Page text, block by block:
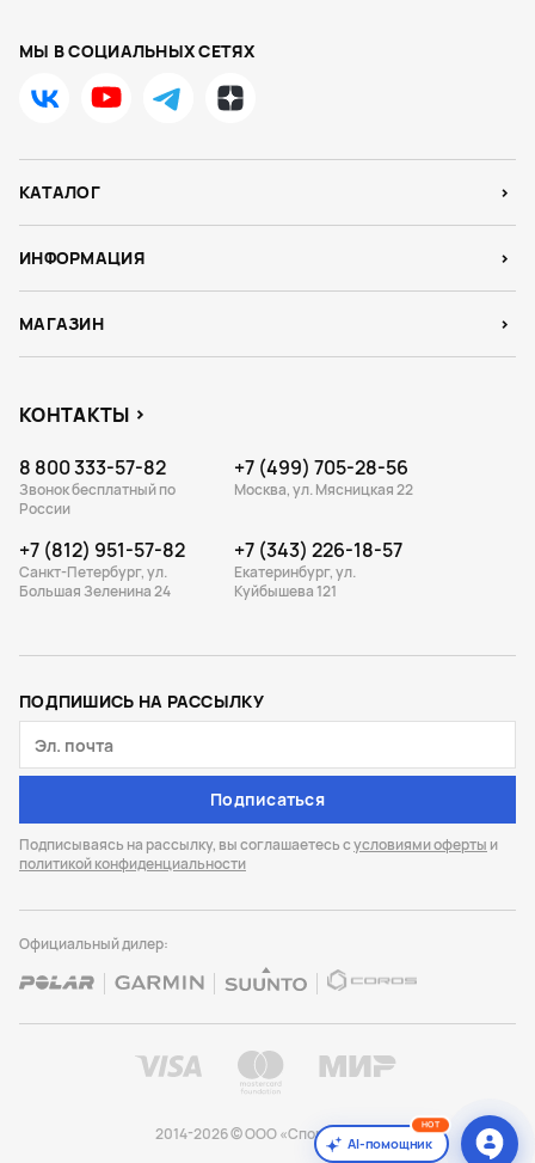
МЫ В СОЦИАЛЬНЫХ СЕТЯХ
КАТАЛОГ
ИНФОРМАЦИЯ
МАГАЗИН
КОНТАКТЫ
8 800 333-57-82
Звонок бесплатный по
России
+7 (499) 705-28-56
Москва, ул. Мясницкая 22
+7 (812) 951-57-82
Санкт-Петербург, ул.
Большая Зеленина 24
+7 (343) 226-18-57
Екатеринбург, ул.
Куйбышева 121
ПОДПИШИСЬ НА РАССЫЛКУ
Подписаться
Подписываясь на рассылку, вы соглашаетесь сусловиями оферты и
политикой конфиденциальности
Официальный дилер:
2014-2026 © ООО «Спорт Лайф»AI-помощник
HOT